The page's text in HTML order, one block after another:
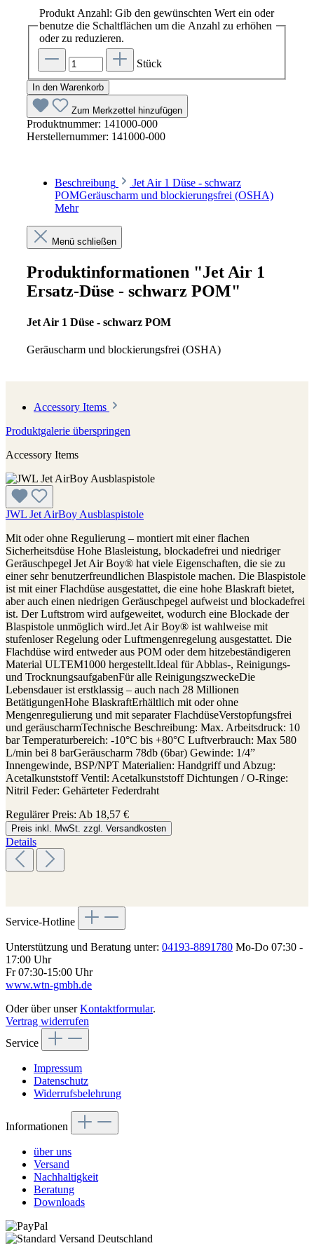
Produkt Anzahl: Gib den gewünschten Wert ein oder
benutze die Schaltflächen um die Anzahl zu erhöhen
oder zu reduzieren.
Stück
In den Warenkorb
Zum Merkzettel hinzufügen
Produktnummer: 141000-000
Herstellernummer: 141000-000
Beschreibung
Jet Air 1 Düse - schwarz
POMGeräuscharm und blockierungsfrei (OSHA)
Mehr
Menü schließen
Produktinformationen "Jet Air 1
Ersatz-Düse - schwarz POM"
Jet Air 1 Düse - schwarz POM
Geräuscharm und blockierungsfrei (OSHA)
Accessory Items
Produktgalerie überspringen
Accessory Items
JWL Jet AirBoy Ausblaspistole
Mit oder ohne Regulierung – montiert mit einer flachen
Sicherheitsdüse Hohe Blasleistung, blockadefrei und niedriger
Geräuschpegel Jet Air Boy® hat viele Eigenschaften, die sie zu
einer sehr benutzerfreundlichen Blaspistole machen. Die Blaspistole
ist mit einer Flachdüse ausgestattet, die eine hohe Blaskraft bietet,
aber auch einen niedrigen Geräuschpegel aufweist und blockadefrei
ist. Der Luftstrom wird aufgeweitet, wodurch eine Blockade der
Blaspistole unmöglich wird.Jet Air Boy® ist wahlweise mit
stufenloser Regelung oder Luftmengenregelung ausgestattet. Die
Flachdüse wird entweder aus POM oder dem hitzebeständigeren
Material ULTEM1000 hergestellt.Ideal für Abblas-, Reinigungs-
und TrocknungsaufgabenFür alle ReinigungszweckeDie
Lebensdauer ist erstklassig – auch nach 28 Millionen
BetätigungenHohe BlaskraftErhältlich mit oder ohne
Mengenregulierung und mit separater FlachdüseVerstopfungsfrei
und geräuscharmTechnische Beschreibung: Max. Arbeitsdruck: 10
bar Temperaturbereich: -10°C bis +80°C Luftverbrauch: Max 580
L/min bei 8 barGeräuscharm 78db (6bar) Gewinde: 1/4”
Innengewinde, BSP/NPT Materialien: Handgriff und Abzug:
Acetalkunststoff Ventil: Acetalkunststoff Dichtungen / O-Ringe:
Nitril Feder: Gehärteter Federdraht
Regulärer Preis: Ab 18,57 €
Preis inkl. MwSt. zzgl. Versandkosten
Details
Service-Hotline
Unterstützung und Beratung unter: 04193-8891780 Mo-Do 07:30 -
17:00 Uhr
Fr 07:30-15:00 Uhr
www.wtn-gmbh.de
Oder über unserKontaktformular.
Vertrag widerrufen
Service
Impressum
Datenschutz
Widerrufsbelehrung
Informationen
über uns
Versand
Nachhaltigkeit
Beratung
Downloads